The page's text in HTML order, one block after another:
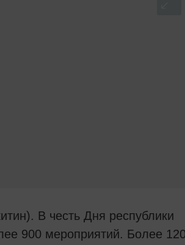
В честь Дня республики
900 мероприятий. Более